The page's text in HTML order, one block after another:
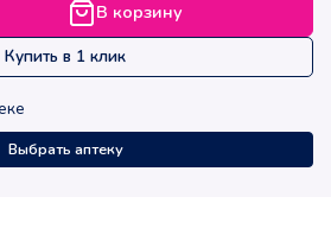
В корзину
Купить в 1 клик
Выбрать аптеку